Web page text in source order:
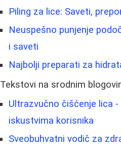
Piling za lice: Saveti,
Neuspešno punjenje
i saveti
Najbolji preparati za
Tekstovi na srodnim
Ultrazvučno čišćenje lica
iskustvima korisnika
Sveobuhvatni vodič za